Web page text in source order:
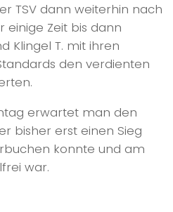
TSV dann weiterhin nach
einige Zeit bis dann
Klingel T. mit ihren
den verdienten
erwartet man den
bisher erst einen Sieg
konnte und am
war.